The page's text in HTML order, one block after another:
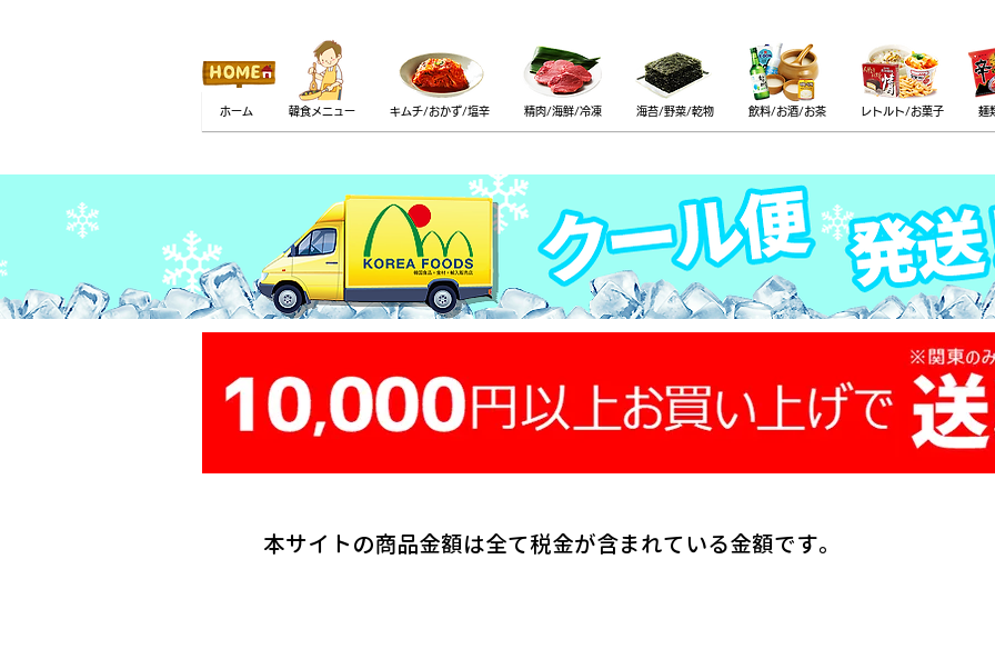
本サイトの商品金額は全て税金が含まれている金額です。
ホーム 韓食メニュー キムチ/おかず/塩辛 精肉/海鮮/冷凍 海苔/野菜/乾物 飲料/お酒/お茶 レトルト/お菓子 麺